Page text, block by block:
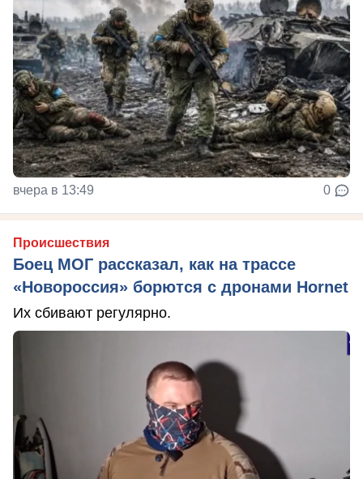
вчера в 13:49 0
Происшествия
Боец МОГ рассказал, как на трассе
«Новороссия» борются с дронами Hornet
Их сбивают регулярно.